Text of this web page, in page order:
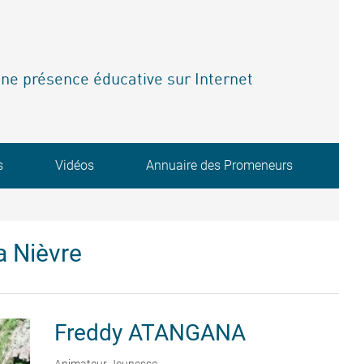
présence éducative sur Internet
Vidéos Annuaire des Promeneurs
Nièvre
Freddy ATANGANA